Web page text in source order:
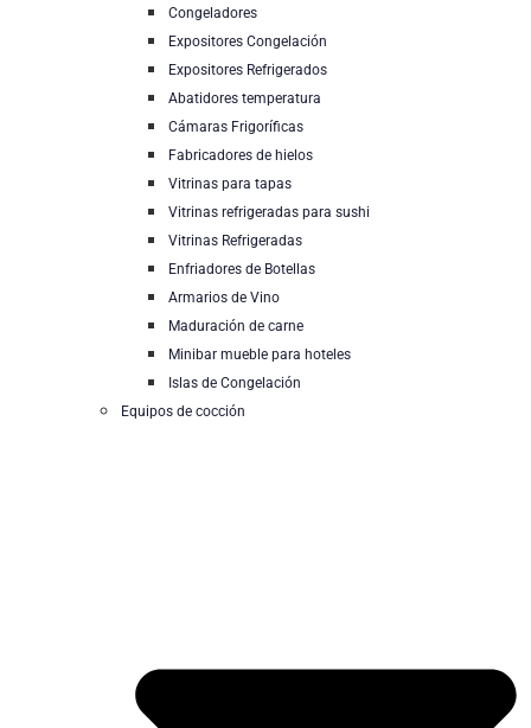
Congeladores
Expositores Congelación
Expositores Refrigerados
Abatidores temperatura
Cámaras Frigoríficas
Fabricadores de hielos
Vitrinas para tapas
Vitrinas refrigeradas para sushi
Vitrinas Refrigeradas
Enfriadores de Botellas
Armarios de Vino
Maduración de carne
Minibar mueble para hoteles
Islas de Congelación
Equipos de cocción